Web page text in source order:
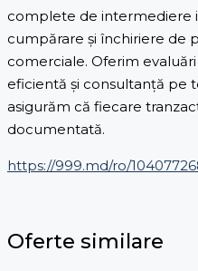
complete de intermediere
cumpărare și închiriere de
comerciale. Oferim
eficientă și consultanță pe
asigurăm că fiecare
documentată.
https://999.md/ro/
Oferte similare